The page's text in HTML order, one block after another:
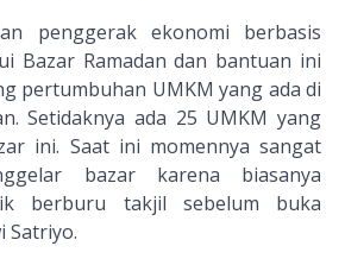
penggerak ekonomi berbasis
Bazar Ramadan dan bantuan ini
pertumbuhan UMKM yang ada di
Setidaknya ada 25 UMKM yang
ini. Saat ini momennya sangat
bazar karena biasanya
berburu takjil sebelum buka
Satriyo.